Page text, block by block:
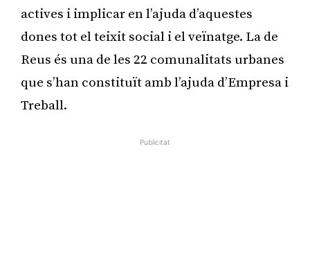
actives i implicar en l’ajuda d’aquestes
dones tot el teixit social i el veïnatge. La de
Reus és una de les 22 comunalitats urbanes
que s’han constituït amb l’ajuda d’Empresa i
Treball.
Publicitat